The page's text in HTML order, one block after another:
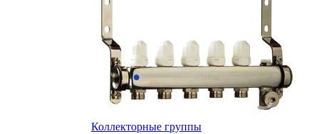
Коллекторные группы